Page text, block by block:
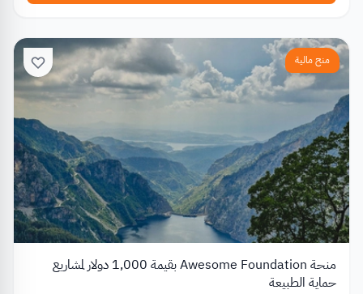
منح مالية
منحة Awesome Foundation بقيمة 1,000 دولار لمشاريع
حماية الطبيعة